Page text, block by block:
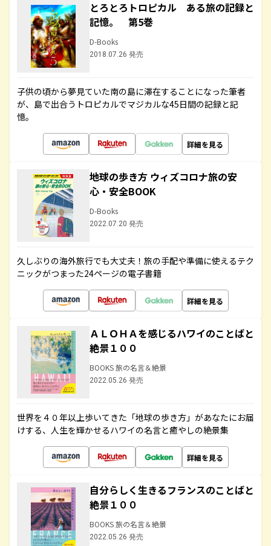
とろとろトロピカル ある旅の記録と
記憶。 第5巻
D-Books
2018.07.26 発売
子供の頃から夢見ていた南の島に滞在することになった筆者
が、島で出合うトロピカルでマジカルな45日間の記録と記
憶。
詳細を見る
地球の歩き方 ウィズコロナ旅の安
心・安全BOOK
D-Books
2022.07.20 発売
久しぶりの海外旅行でも大丈夫！旅の手配や準備に使えるテク
ニックがつまった24ページの電子書籍
詳細を見る
ＡＬＯＨＡを感じるハワイのことばと
絶景１００
BOOKS 旅の名言＆絶景
2022.05.26 発売
世界を４０年以上歩いてきた「地球の歩き方」があなたにお届
けする、人生を輝かせるハワイの名言と癒やしの絶景集
詳細を見る
自分らしく生きるフランスのことばと
絶景１００
BOOKS 旅の名言＆絶景
2022.05.26 発売